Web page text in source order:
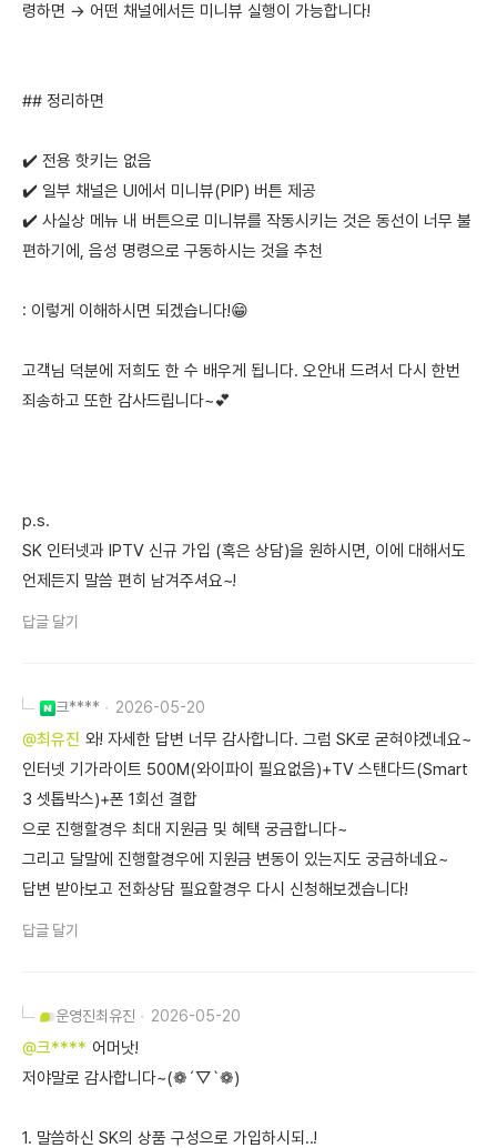
령하면 → 어떤 채널에서든 미니뷰 실행이 가능합니다!
## 정리하면
✔️ 전용 핫키는 없음
✔️ 일부 채널은 UI에서 미니뷰(PIP) 버튼 제공
✔️ 사실상 메뉴 내 버튼으로 미니뷰를 작동시키는 것은 동선이 너무 불
편하기에, 음성 명령으로 구동하시는 것을 추천
: 이렇게 이해하시면 되겠습니다!😁
고객님 덕분에 저희도 한 수 배우게 됩니다. 오안내 드려서 다시 한번
죄송하고 또한 감사드립니다~💕
p.s.
SK 인터넷과 IPTV 신규 가입 (혹은 상담)을 원하시면, 이에 대해서도
언제든지 말씀 편히 남겨주셔요~!
답글 달기
크**** 2026-05-20
@최유진 와! 자세한 답변 너무 감사합니다. 그럼 SK로 굳혀야겠네요~
인터넷 기가라이트 500M(와이파이 필요없음)+TV 스탠다드(Smart
3 셋톱박스)+폰 1회선 결합
으로 진행할경우 최대 지원금 및 혜택 궁금합니다~
그리고 달말에 진행할경우에 지원금 변동이 있는지도 궁금하네요~
답변 받아보고 전화상담 필요할경우 다시 신청해보겠습니다!
답글 달기
운영진최유진 2026-05-20
@크**** 어머낫!
저야말로 감사합니다~(❁´▽`❁)
1. 말씀하신 SK의 상품 구성으로 가입하시되..!